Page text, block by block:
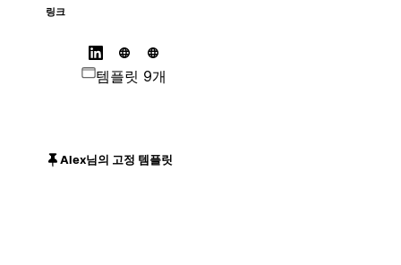
링크
템플릿 9개
Alex님의 고정 템플릿